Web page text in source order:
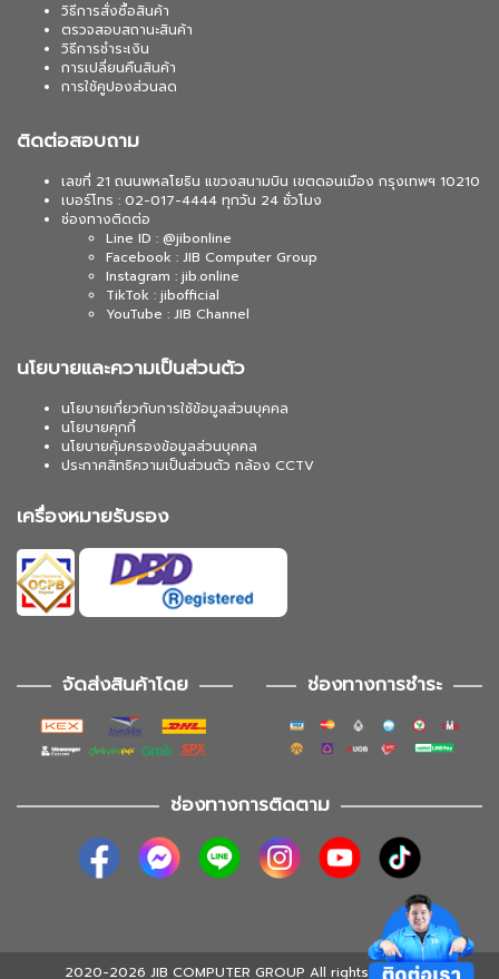
วิธีการสั่งซื้อสินค้า
ตรวจสอบสถานะสินค้า
วิธีการชำระเงิน
การเปลี่ยนคืนสินค้า
การใช้คูปองส่วนลด
ติดต่อสอบถาม
เลขที่ 21 ถนนพหลโยธิน แขวงสนามบิน เขตดอนเมือง กรุงเทพฯ 10210
เบอร์โทร : 02-017-4444 ทุกวัน 24 ชั่วโมง
ช่องทางติดต่อ
Line ID : @jibonline
Facebook : JIB Computer Group
Instagram : jib.online
TikTok : jibofficial
YouTube : JIB Channel
นโยบายและความเป็นส่วนตัว
นโยบายเกี่ยวกับการใช้ข้อมูลส่วนบุคคล
นโยบายคุกกี้
นโยบายคุ้มครองข้อมูลส่วนบุคคล
ประกาศสิทธิความเป็นส่วนตัว กล้อง CCTV
เครื่องหมายรับรอง
จัดส่งสินค้าโดย ช่องทางการชำระ
ช่องทางการติดตาม
2020-2026 JIB COMPUTER GROUP All rights reserved